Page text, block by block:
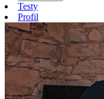
Testy
Profil